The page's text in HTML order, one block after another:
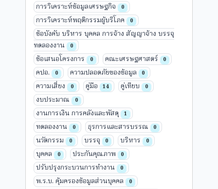
การวิเคราะห์ข้อมูลเศรษฐกิจ 0
การวิเคราะห์พฤติกรรมผู้บริโภค 0
ข้อบังคับ บริหาร บุคคล การจ้าง สัญญาจ้าง บรรจุ
ทดลองงาน
0
ข้อเสนอโครงการ 0 คณะเศรษฐศาสตร์ 0
คปอ. 0 ความปลอดภัยของข้อมูล 0
ความเสี่ยง 0 คู่มือ 14 คู่เทียบ 0
งบประมาณ 0
งานการเงิน การคลังและพัสดุ 1
ทดลองงาน 0 ธุรการและสารบรรณ 0
นวัตกรรม 0 บรรจุ 0 บริหาร 0
บุคคล 0 ประกันคุณภาพ 0
ปรับปรุงกระบวนการทำงาน 0
พ.ร.บ. คุ้มครองข้อมูลส่วนบุคคล 0